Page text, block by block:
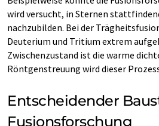
wird versucht, in Sternen
nachzubilden. Bei der
Deuterium und Tritium extrem
Zwischenzustand ist die warme
Röntgenstreuung wird dieser
Entscheidender
Fusionsforschung